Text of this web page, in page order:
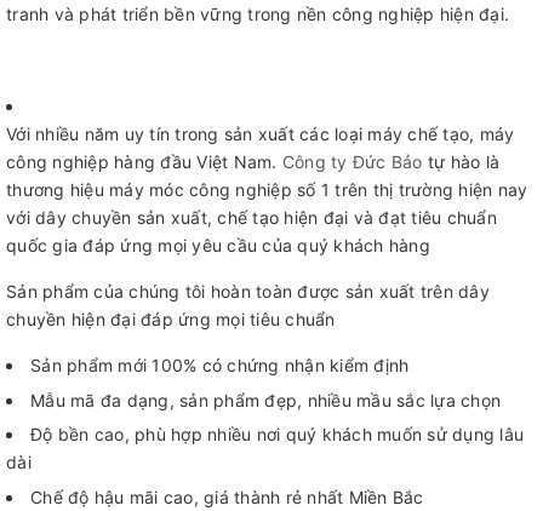
tranh và phát triển bền vững trong nền công nghiệp hiện đại.
Với nhiều năm uy tín trong sản xuất các loại máy chế tạo, máy
công nghiệp hàng đầu Việt Nam. Công ty Đức Bảo tự hào là
thương hiệu máy móc công nghiệp số 1 trên thị trường hiện nay
với dây chuyền sản xuất, chế tạo hiện đại và đạt tiêu chuẩn
quốc gia đáp ứng mọi yêu cầu của quý khách hàng
Sản phẩm của chúng tôi hoàn toàn được sản xuất trên dây
chuyền hiện đại đáp ứng mọi tiêu chuẩn
Sản phẩm mới 100% có chứng nhận kiểm định
Mẫu mã đa dạng, sản phẩm đẹp, nhiều mầu sắc lựa chọn
Độ bền cao, phù hợp nhiều nơi quý khách muốn sử dụng lâu
dài
Chế độ hậu mãi cao, giá thành rẻ nhất Miền Bắc